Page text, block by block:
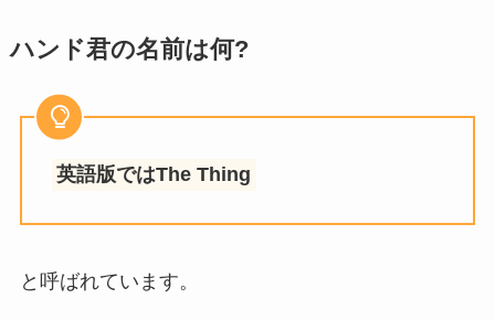
ハンド君の名前は何?
英語版ではThe Thing
と呼ばれています。